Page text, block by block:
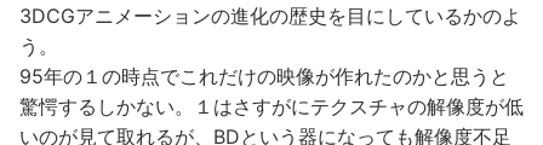
3DCGアニメーションの進化の歴史を目にしているかのよ
う。
95年の１の時点でこれだけの映像が作れたのかと思うと
驚愕するしかない。１はさすがにテクスチャの解像度が低
いのが見て取れるが、BDという器になっても解像度不足